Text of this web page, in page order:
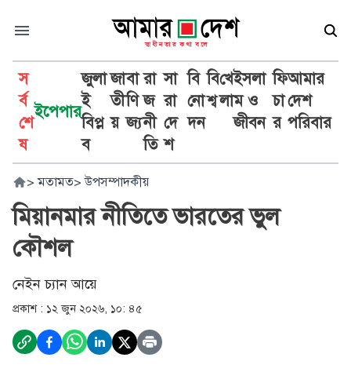
স
র্ব
শে
ষ
ইপেপার
জুলা
ই
বিপ্ল
ব
জা
তী
য়
বা
ণি
জ্য
রা
জ
নী
তি
সা
রা
দে
শ
বি
নো
দন
বি
শ্ব
খে
লা
ইসলা
ম ও
জীবন
ফি
চা
র
আমার
দেশ
পরিবার
> মতামত> উপসম্পাদকীয়
মিয়ানমার নীতিতে ভারতের ভুল
কৌশল
নেইন চ্যান আয়ে
প্রকাশ : ১২ জুন ২০২৬, ১০: ৪৫